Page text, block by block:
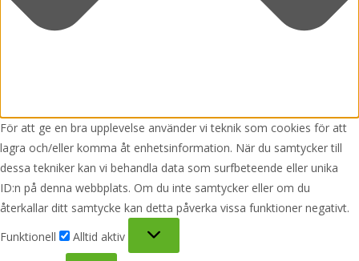
För att ge en bra upplevelse använder vi teknik som cookies för att
lagra och/eller komma åt enhetsinformation. När du samtycker till
dessa tekniker kan vi behandla data som surfbeteende eller unika
ID:n på denna webbplats. Om du inte samtycker eller om du
återkallar ditt samtycke kan detta påverka vissa funktioner negativt.
Funktionell
Alltid aktiv